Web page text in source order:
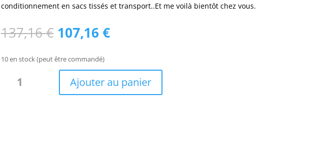
conditionnement en sacs tissés et transport..Et me voilà bientôt chez vous.
137,16€ Le
prix
initial
était :
137,16 €.
107,16 €Le
prix
est :
107,16 €.
10 en stock (peut être commandé)
Ajouter au panier